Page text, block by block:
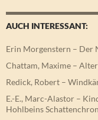
AUCH INTERESSANT:
Erin Morgenstern – Der
Chattam, Maxime –
Redick, Robert –
E.-E., Marc-Alastor –
Hohlbeins